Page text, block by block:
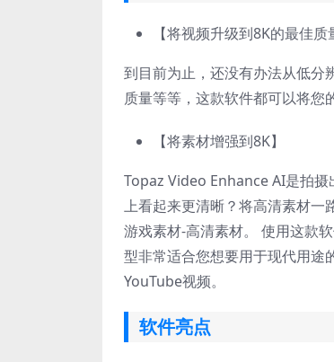
【将视频升级到8K的最佳质
到目前为止，还没有办法从低分
质量等等，这款软件都可以将您
【将素材增强到8K】
Topaz Video Enhance AI是拍
上看起来更清晰？将高清素材一
游戏素材-高清素材。 使用这款
型非常适合您想要用于现代用途
YouTube视频。
软件亮点